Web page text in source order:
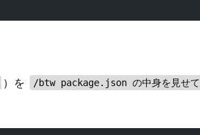
）を /btw package.json の中身を見せて